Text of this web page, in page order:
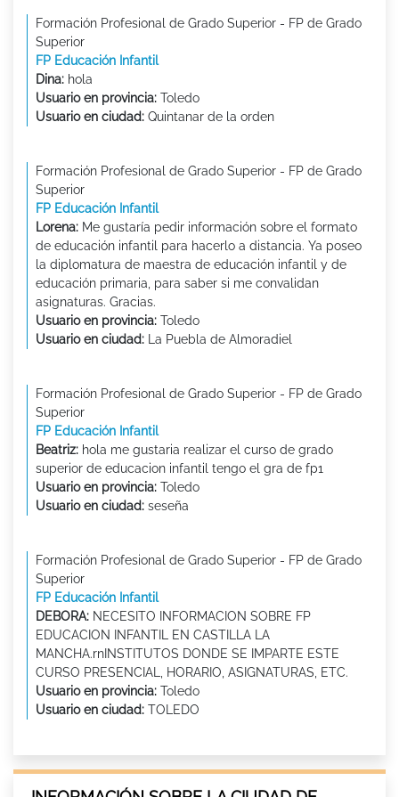
Formación Profesional de Grado Superior - FP de Grado
Superior
FP Educación Infantil
Dina: hola
Usuario en provincia: Toledo
Usuario en ciudad: Quintanar de la orden
Formación Profesional de Grado Superior - FP de Grado
Superior
FP Educación Infantil
Lorena: Me gustaría pedir información sobre el formato
de educación infantil para hacerlo a distancia. Ya poseo
la diplomatura de maestra de educación infantil y de
educación primaria, para saber si me convalidan
asignaturas. Gracias.
Usuario en provincia: Toledo
Usuario en ciudad: La Puebla de Almoradiel
Formación Profesional de Grado Superior - FP de Grado
Superior
FP Educación Infantil
Beatriz: hola me gustaria realizar el curso de grado
superior de educacion infantil tengo el gra de fp1
Usuario en provincia: Toledo
Usuario en ciudad: seseña
Formación Profesional de Grado Superior - FP de Grado
Superior
FP Educación Infantil
DEBORA: NECESITO INFORMACION SOBRE FP
EDUCACION INFANTIL EN CASTILLA LA
MANCHA.rnINSTITUTOS DONDE SE IMPARTE ESTE
CURSO PRESENCIAL, HORARIO, ASIGNATURAS, ETC.
Usuario en provincia: Toledo
Usuario en ciudad: TOLEDO